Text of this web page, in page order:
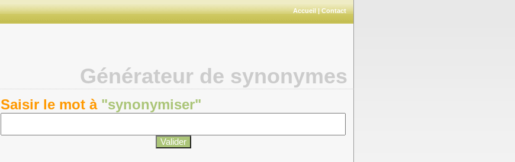
Accueil|Contact
Générateur de synonymes
Saisir le mot à "synonymiser"